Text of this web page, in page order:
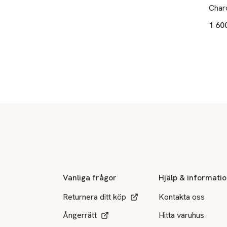
1
Vanliga frågor
Returnera ditt köp
Ångerrätt
Hjälp &
Kontakta oss
Hitta varuhus